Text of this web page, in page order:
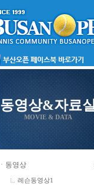
동영상&자료실
MOVIE & DATA
ㆍ동영상
레슨동영상1